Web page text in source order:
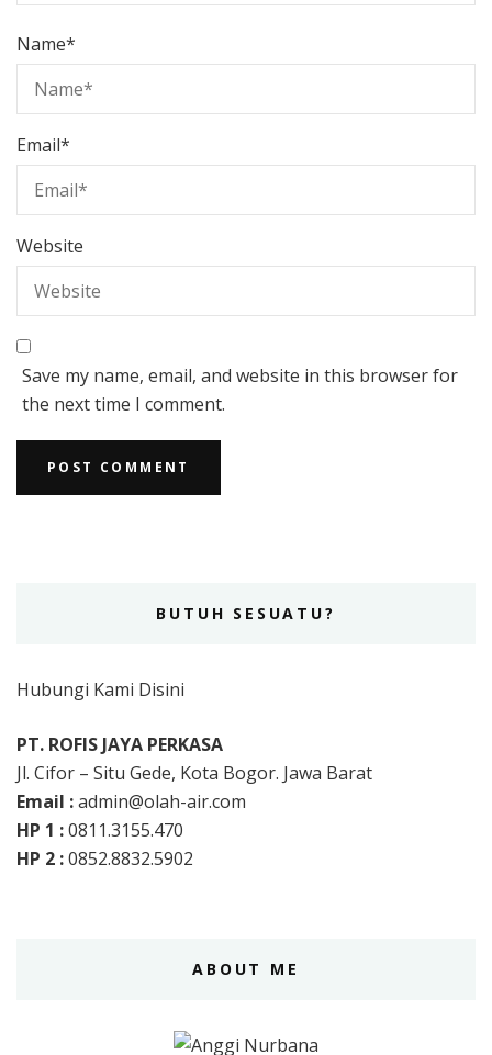
Name*
Email*
Website
Save my name, email, and website in this browser for
the next time I comment.
BUTUH SESUATU?
Hubungi Kami Disini
PT. ROFIS JAYA PERKASA
Jl. Cifor – Situ Gede, Kota Bogor. Jawa Barat
Email :admin@olah-air.com
HP 1 :0811.3155.470
HP 2 :0852.8832.5902
ABOUT ME